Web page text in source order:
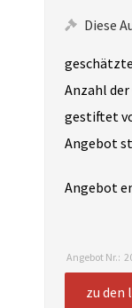
Diese
Anzahl
gestiftet
Angebot
Angebot
Angebot Nr.:
zu den